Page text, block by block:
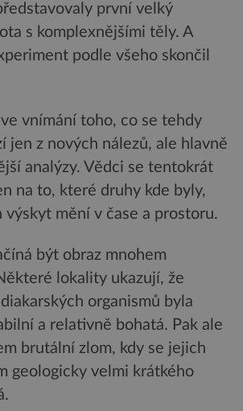
první velký
s komplexnějšími těly. A
podle všeho skončil
vnímání toho, co se tehdy
jen z nových nálezů, ale hlavně
analýzy. Vědci se tentokrát
na to, které druhy kde byly,
výskyt mění v čase a prostoru.
být obraz mnohem
lokality ukazují, že
organismů byla
a relativně bohatá. Pak ale
brutální zlom, kdy se jejich
geologicky velmi krátkého